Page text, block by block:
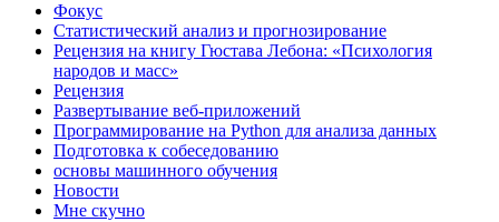
Фокус
Статистический анализ и прогнозирование
Рецензия на книгу Гюстава Лебона: «Психология
народов и масс»
Рецензия
Развертывание веб-приложений
Программирование на Python для анализа данных
Подготовка к собеседованию
основы машинного обучения
Новости
Мне скучно